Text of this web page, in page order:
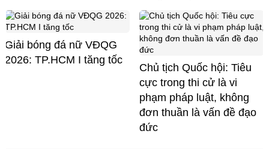
Giải bóng đá nữ VĐQG
2026: TP.HCM I tăng tốc
Chủ tịch Quốc hội: Tiêu
cực trong thi cử là vi
phạm pháp luật, không
đơn thuần là vấn đề đạo
đức